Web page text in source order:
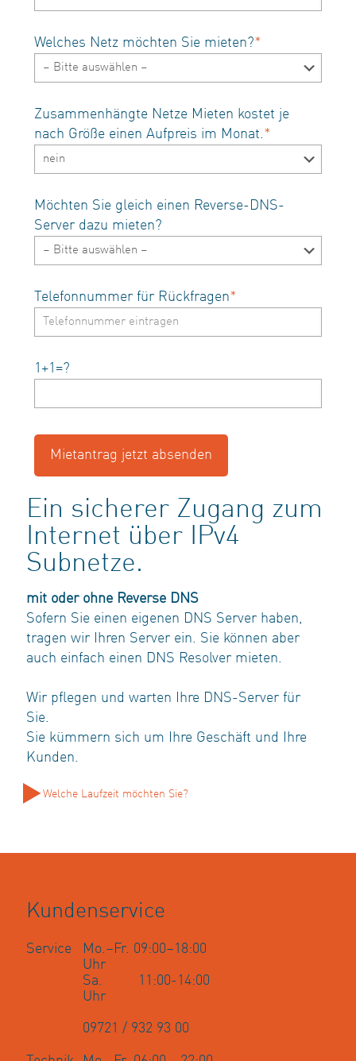
Welches Netz möchten Sie mieten?*
Zusammenhängte Netze Mieten kostet je
nach Größe einen Aufpreis im Monat.*
Möchten Sie gleich einen Reverse-DNS-
Server dazu mieten?
Telefonnummer für Rückfragen*
1+1=?
Ein sicherer Zugang zum
Internet über IPv4
Subnetze.
mit oder ohne Reverse DNS
Sofern Sie einen eigenen DNS Server haben,
tragen wir Ihren Server ein. Sie können aber
auch einfach einen DNS Resolver mieten.
Wir pflegen und warten Ihre DNS-Server für
Sie.
Sie kümmern sich um Ihre Geschäft und Ihre
Kunden.
Welche Laufzeit möchten Sie?
Kundenservice
Service
Mo.–Fr. 09:00–18:00
Uhr
Sa. 11:00-14:00
Uhr
09721 / 932 93 00